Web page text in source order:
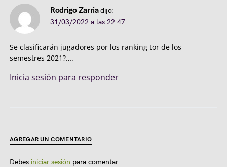
Rodrigo Zarria dijo:
31/03/2022 a las 22:47
Se clasificarán jugadores por los ranking tor de los
semestres 2021?….
Inicia sesión para responder
AGREGAR UN COMENTARIO
Debes iniciar sesión para comentar.